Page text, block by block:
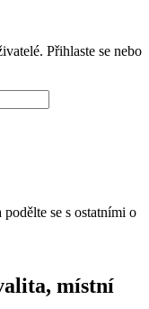
Přihlaste se nebo
se s ostatními o
místní